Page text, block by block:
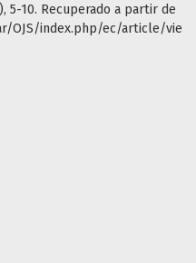
5-10. Recuperado a partir de
OJS/index.php/ec/article/vie